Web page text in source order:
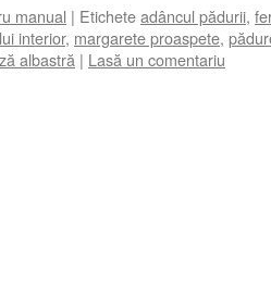
manual | Eticheteadâncul pădurii,
interior, margarete proaspete,
albastră | Lasă un comentariu